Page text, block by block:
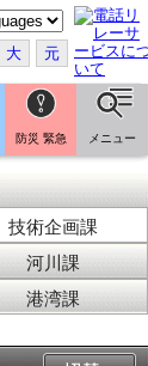
大 元
防災 緊急 メニュー
技術企画課
河川課
港湾課